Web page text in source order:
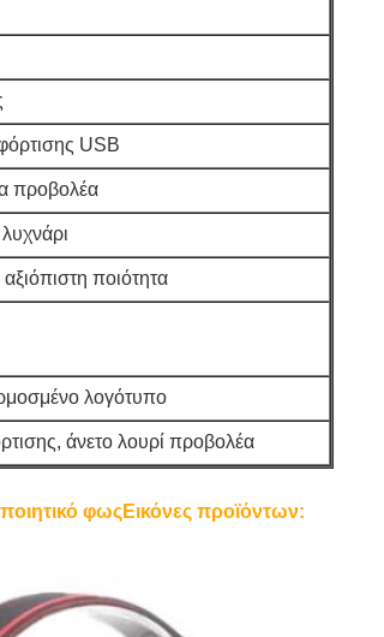
USB
προβολέα
ποιότητα
λογότυπο
άνετο λουρί προβολέα
φωςΕικόνες προϊόντων: